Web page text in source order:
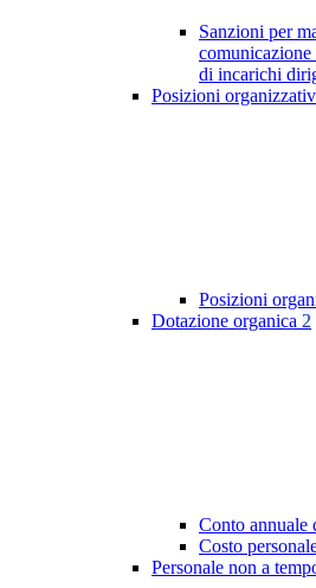
Sanzioni per
di incarichi
Posizioni
Posizioni
Dotazione organica 2
Conto annuale
Costo
Personale non a